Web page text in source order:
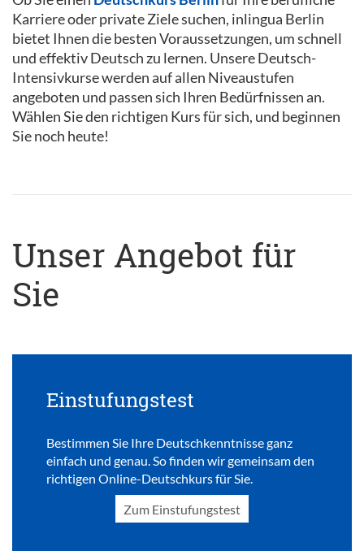
Karriere oder private Ziele suchen, inlingua Berlin
bietet Ihnen die besten Voraussetzungen, um schnell
und effektiv Deutsch zu lernen. Unsere Deutsch-
Intensivkurse werden auf allen Niveaustufen
angeboten und passen sich Ihren Bedürfnissen an.
Wählen Sie den richtigen Kurs für sich, und beginnen
Sie noch heute!
Unser Angebot für
Sie
Einstufungstest
Bestimmen Sie Ihre Deutschkenntnisse ganz
einfach und genau. So finden wir gemeinsam den
richtigen Online-Deutschkurs für Sie.
Zum Einstufungstest